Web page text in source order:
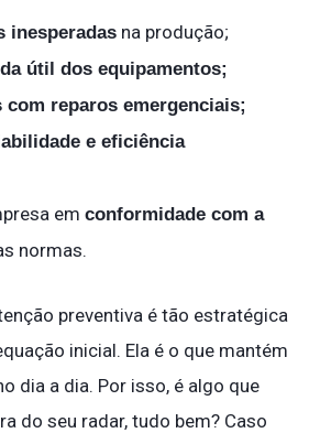
inesperadas na produção;
útil dos equipamentos;
com reparos emergenciais;
e eficiência
em conformidade com a
normas.
preventiva é tão estratégica
inicial. Ela é o que mantém
dia a dia. Por isso, é algo que
do seu radar, tudo bem? Caso